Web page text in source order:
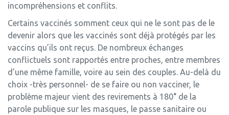
incompréhensions et conflits.
Certains vaccinés somment ceux qui ne le sont pas de le
devenir alors que les vaccinés sont déjà protégés par les
vaccins qu’ils ont reçus. De nombreux échanges
conflictuels sont rapportés entre proches, entre membres
d’une même famille, voire au sein des couples. Au-delà du
choix -très personnel- de se faire ou non vacciner, le
problème majeur vient des revirements à 180° de la
parole publique sur les masques, le passe sanitaire ou